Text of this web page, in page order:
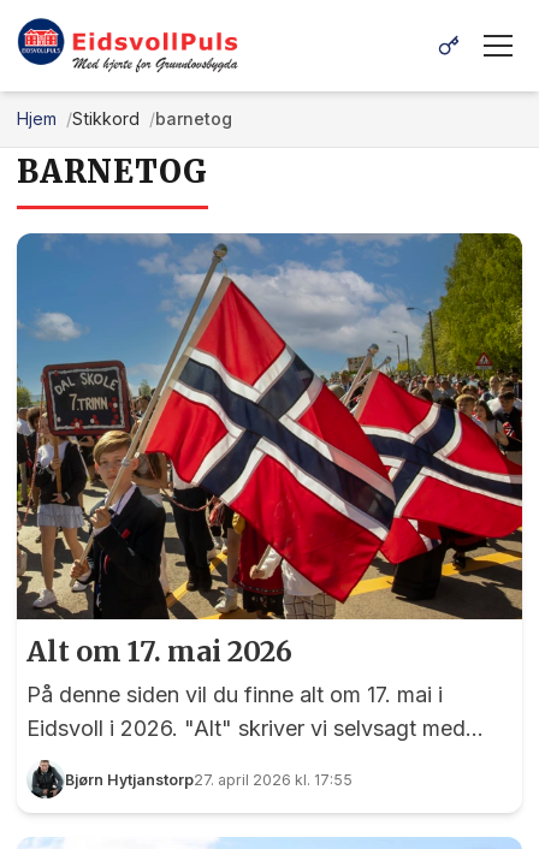
Hjem Stikkord barnetog
BARNETOG
Alt om 17. mai 2026
På denne siden vil du finne alt om 17. mai i
Eidsvoll i 2026. "Alt" skriver vi selvsagt med
forbehold om at det er ting vi ikke har fått med
oss, så vi er avhengig av tips fra våre lesere om
Bjørn Hytjanstorp27. april 2026 kl. 17:55